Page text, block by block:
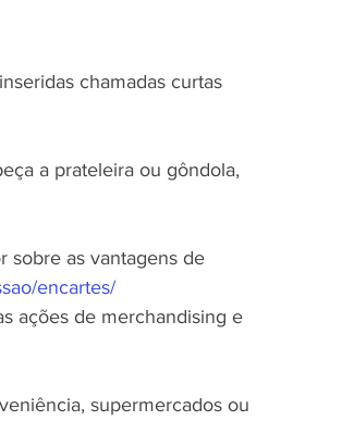
chamadas curtas
a prateleira ou gôndola,
sobre as vantagens de
encartes/
ações de merchandising e
supermercados ou